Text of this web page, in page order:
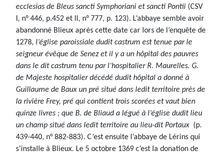
ecclesias de Bleus sancti Symphoriani et sancti Pontii (CSV
I, n° 446, p.452 et II, n° 777, p. 123). L’abbaye semble avoir
abandonné Blieux après cette date car lors de l’enquête de
1278, l’église paroissiale dudit castrum est tenue par le
seigneur évêque de Senez et il y a un hôpital des pauvres
dans le dit castrum tenu par l’hospitalier R. Maurelles. G.
de Majeste hospitalier décédé dudit hôpital a donné à
Guillaume de Baux un pré situé dans ledit territoire près de
la rivière Frey, pré qui contient trois scorées et vaut bien
quinze livres ; que B. de Bliaud a légué à l’église dudit lieu
un champ situé dans ledit territoire au lieu-dit Portaux (p.
439-440, n° 882-883). C’est ensuite l’abbaye de Lérins qui
s’installe à Blieux. Le 5 octobre 1369 c’est la donation de